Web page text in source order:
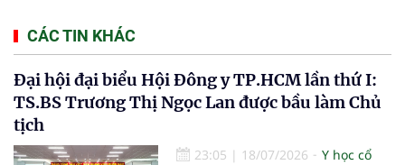
CÁC TIN KHÁC
Đại hội đại biểu Hội Đông y TP.HCM lần thứ I:
TS.BS Trương Thị Ngọc Lan được bầu làm Chủ
tịch
23:05 | 18/07/2026
Y học cổ